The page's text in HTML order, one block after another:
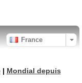
France
| Mondial depuis